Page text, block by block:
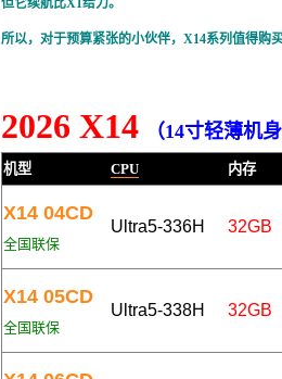
但它续航比X1给力。
所以，对于预算紧张的小伙伴，X14系列值得购
2026 X14 （14寸轻薄机
机型 CPU 内存
X14 04CD
全国联保
Ultra5-336H 32GB
X14 05CD
全国联保
Ultra5-338H 32GB